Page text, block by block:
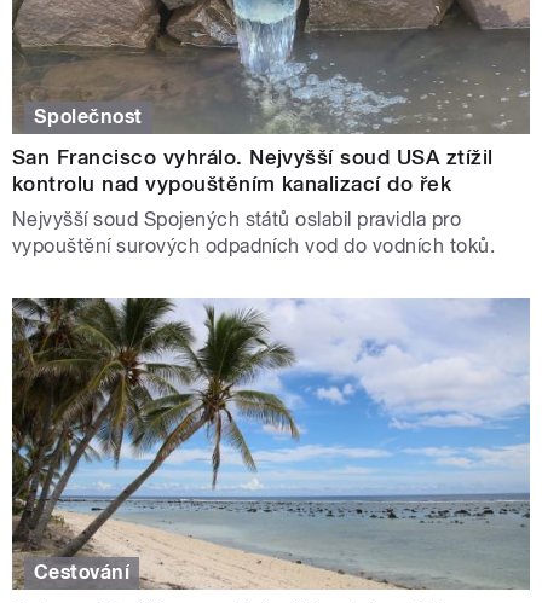
Společnost
San Francisco vyhrálo. Nejvyšší soud USA ztížil
kontrolu nad vypouštěním kanalizací do řek
Nejvyšší soud Spojených států oslabil pravidla pro
vypouštění surových odpadních vod do vodních toků.
Cestování